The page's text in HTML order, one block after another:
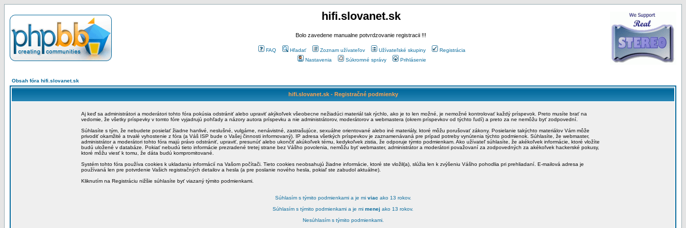
hifi.slovanet.sk
Bolo zavedene manualne potvrdzovanie registracii !!!
FAQ Hľadať Zoznam užívateľov Užívateľské skupiny
Registrácia
Nastavenia
Súkromné správy Prihlásenie
Obsah fóra hifi.slovanet.sk
hifi.slovanet.sk - Registračné podmienky
Aj keď sa administrátori a moderátori tohto fóra pokúsia odstrániť alebo upraviť akýkoľvek všeobecne nežiadúci materiál tak rýchlo, ako je to len možné, je nemožné kontrolovať každý príspevok. Preto musíte brať na
vedomie, že všetky príspevky v tomto fóre vyjadrujú pohľady a názory autora príspevku a nie administrátorov, moderátorov a webmastera (okrem príspevkov od týchto ľudí) a preto za ne nemôžu byť zodpovední.
Súhlasíte s tým, že nebudete posielať žiadne hanlivé, neslušné, vulgárne, nenávistné, zastrašujúce, sexuálne orientované alebo iné materiály, ktoré môžu porušovať zákony. Posielanie takýchto materiálov Vám môže
privodiť okamžité a trvalé vyhostenie z fóra (a Váš ISP bude o Vašej činnosti informovaný). IP adresa všetkých príspevkov je zaznamenávaná pre prípad potreby vynútenia týchto podmienok. Súhlasíte, že webmaster,
administrátor a moderátori tohto fóra majú právo odstrániť, upraviť, presunúť alebo ukončiť akúkoľvek tému, kedykoľvek zistia, že odporuje týmto podmienkam. Ako užívateľ súhlasíte, že akékoľvek informácie, ktoré vložíte
budú uložené v databáze. Pokiať nebudú tieto informácie prezradené tretej strane bez Vášho povolenia, nemôžu byť webmaster, administrátor a moderátori považovaní za zodpovedných za akékoľvek hackerské pokusy,
ktoré môžu viesť k tomu, že dáta budú kompromitované.
Systém tohto fóra používa cookies k ukladaniu informácií na Vašom počítači. Tieto cookies neobsahujú žiadne informácie, ktoré ste vložil(a), slúžia len k zvýšeniu Vášho pohodlia pri prehliadaní. E-mailová adresa je
používaná len pre potvrdenie Vašich registračných detailov a hesla (a pre poslanie nového hesla, pokiaľ ste zabudol aktuálne).
Kliknutím na Registráciu nižšie súhlasíte byť viazaný týmito podmienkami.
Súhlasím s týmito podmienkami a je mi viac ako 13 rokov.
Súhlasím s týmito podmienkami a je mi menej ako 13 rokov.
Nesúhlasím s týmito podmienkami.